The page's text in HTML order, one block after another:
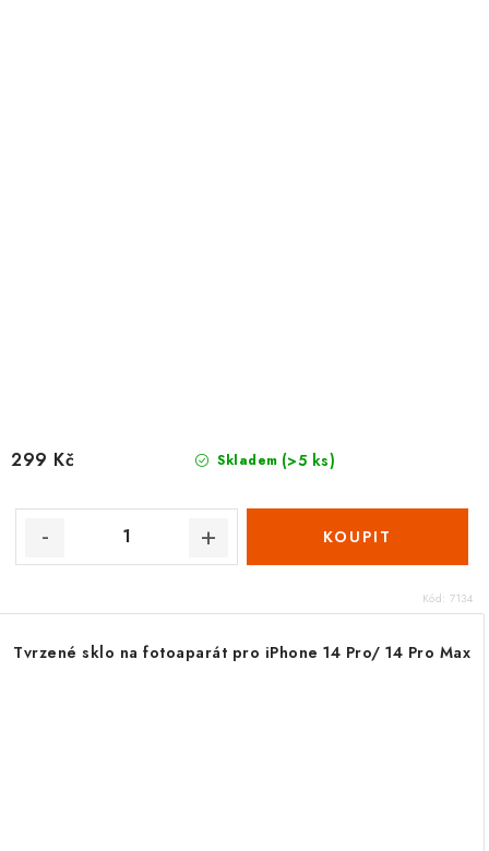
Skladem (>5 ks)
299 Kč
Kód: 7134
Tvrzené sklo na fotoaparát pro iPhone 14 Pro/ 14 Pro Max